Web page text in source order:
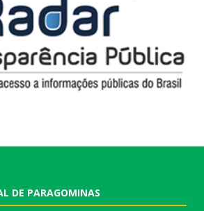
DE PARAGOMINAS